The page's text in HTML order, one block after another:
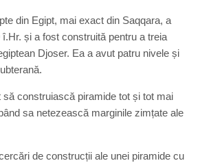
din Egipt, mai exact din Saqqara, a
și a fost construită pentru a treia
Djoser. Ea a avut patru nivele și
să construiască piramide tot și tot mai
sa netezească marginile zimțate ale
de construcții ale unei piramide cu